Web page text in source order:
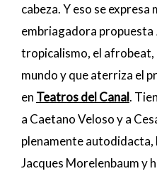
cabeza. Y eso se expresa
embriagadora propuesta
tropicalismo, el afrobeat,
mundo y que aterriza el
en Teatros del Canal.
a Caetano Veloso y a
plenamente autodidacta,
Jacques Morelenbaum y